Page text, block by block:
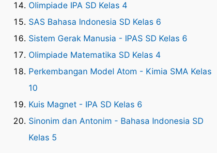
Olimpiade IPA SD Kelas 4
SAS Bahasa Indonesia SD Kelas 6
Sistem Gerak Manusia - IPAS SD Kelas 6
Olimpiade Matematika SD Kelas 4
Perkembangan Model Atom - Kimia SMA Kelas
10
Kuis Magnet - IPA SD Kelas 6
Sinonim dan Antonim - Bahasa Indonesia SD
Kelas 5